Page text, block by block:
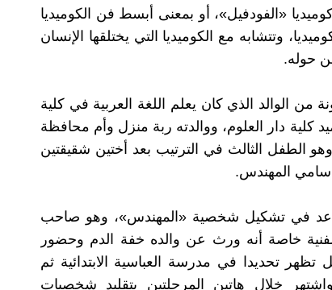
«الفودفيل»، أو بمعنى أبسط فن الكوميديا
وتتشابه مع الكوميديا التي يختلقها الإنسان
حوله.
الوالد الذي كان يعلم اللغة العربية في كلية
دار العلوم، ووالدته ربة منزل وأم محافظة
الطفل الثالث في الترتيب بعد أختين شقيقتين
سامي المهندس.
ساعد في تشكيل شخصية «المهندس»، وهو صاحب
خاصة أنه ورث عن والده خفة الدم وحضور
تظهر تحديدا في مدرسة العباسية الابتدائية ثم
خلال هاتين المرحلتين بتقليد شخصيات